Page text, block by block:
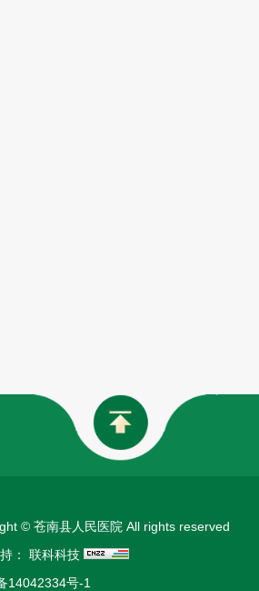
© 苍南县人民医院 All rights reserved
： 联科科技
14042334号-1